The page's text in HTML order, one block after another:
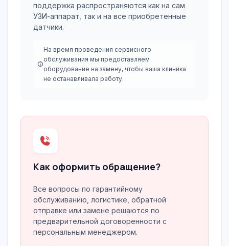
поддержка распространяются как на сам
УЗИ-аппарат, так и на все приобретенные
датчики.
На время проведения сервисного
обслуживания мы предоставляем
оборудование на замену, чтобы ваша клиника
не останавливала работу.
Как оформить обращение?
Все вопросы по гарантийному
обслуживанию, логистике, обратной
отправке или замене решаются по
предварительной договоренности с
персональным менеджером.